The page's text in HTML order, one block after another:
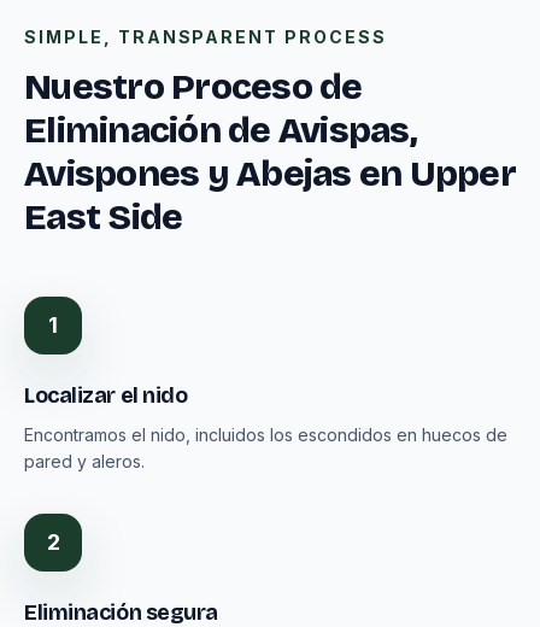
SIMPLE, TRANSPARENT PROCESS
Nuestro Proceso de
Eliminación de Avispas,
Avispones y Abejas en Upper
East Side
1
Localizar el nido
Encontramos el nido, incluidos los escondidos en huecos de
pared y aleros.
2
Eliminación segura